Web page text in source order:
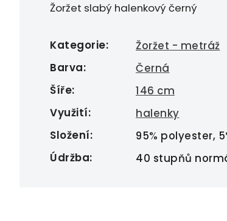
Žoržet slabý halenkový černý
Kategorie:
Žoržet - metráž
Barva:
Černá
Šíře:
146 cm
Využití:
halenky
Složení:
95% polyester,
Údržba: 40 stupňů